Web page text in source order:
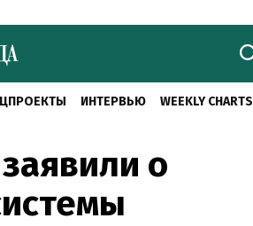
ИНТЕРВЬЮ WEEKLY CHARTS
о